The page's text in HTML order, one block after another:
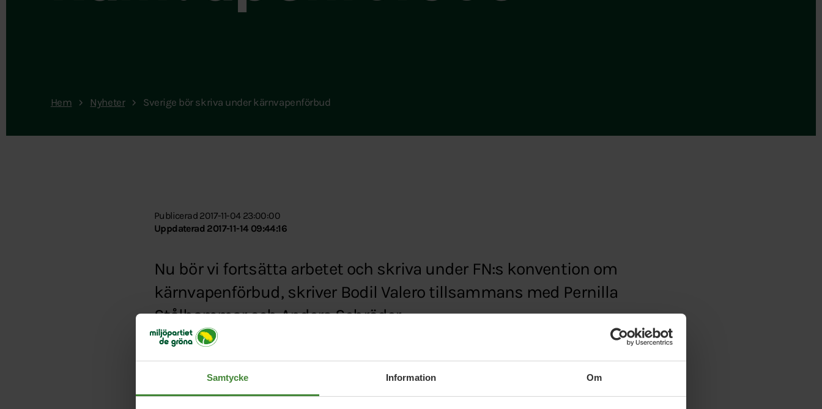
Samtycke Information Om
Hem Nyheter Sverige bör skriva under kärnvapenförbud
Publicerad 2017-11-04 23:00:00
Uppdaterad 2017-11-14 09:44:16
Nu bör vi fortsätta arbetet och skriva under FN:s konvention om
kärnvapenförbud, skriver Bodil Valero tillsammans med Pernilla
Stålhammar och Anders Schröder.